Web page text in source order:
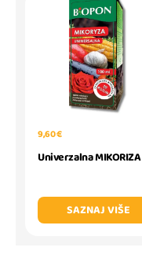
9,60 €
Univerzalna MIKORIZA
SAZNAJ VIŠE